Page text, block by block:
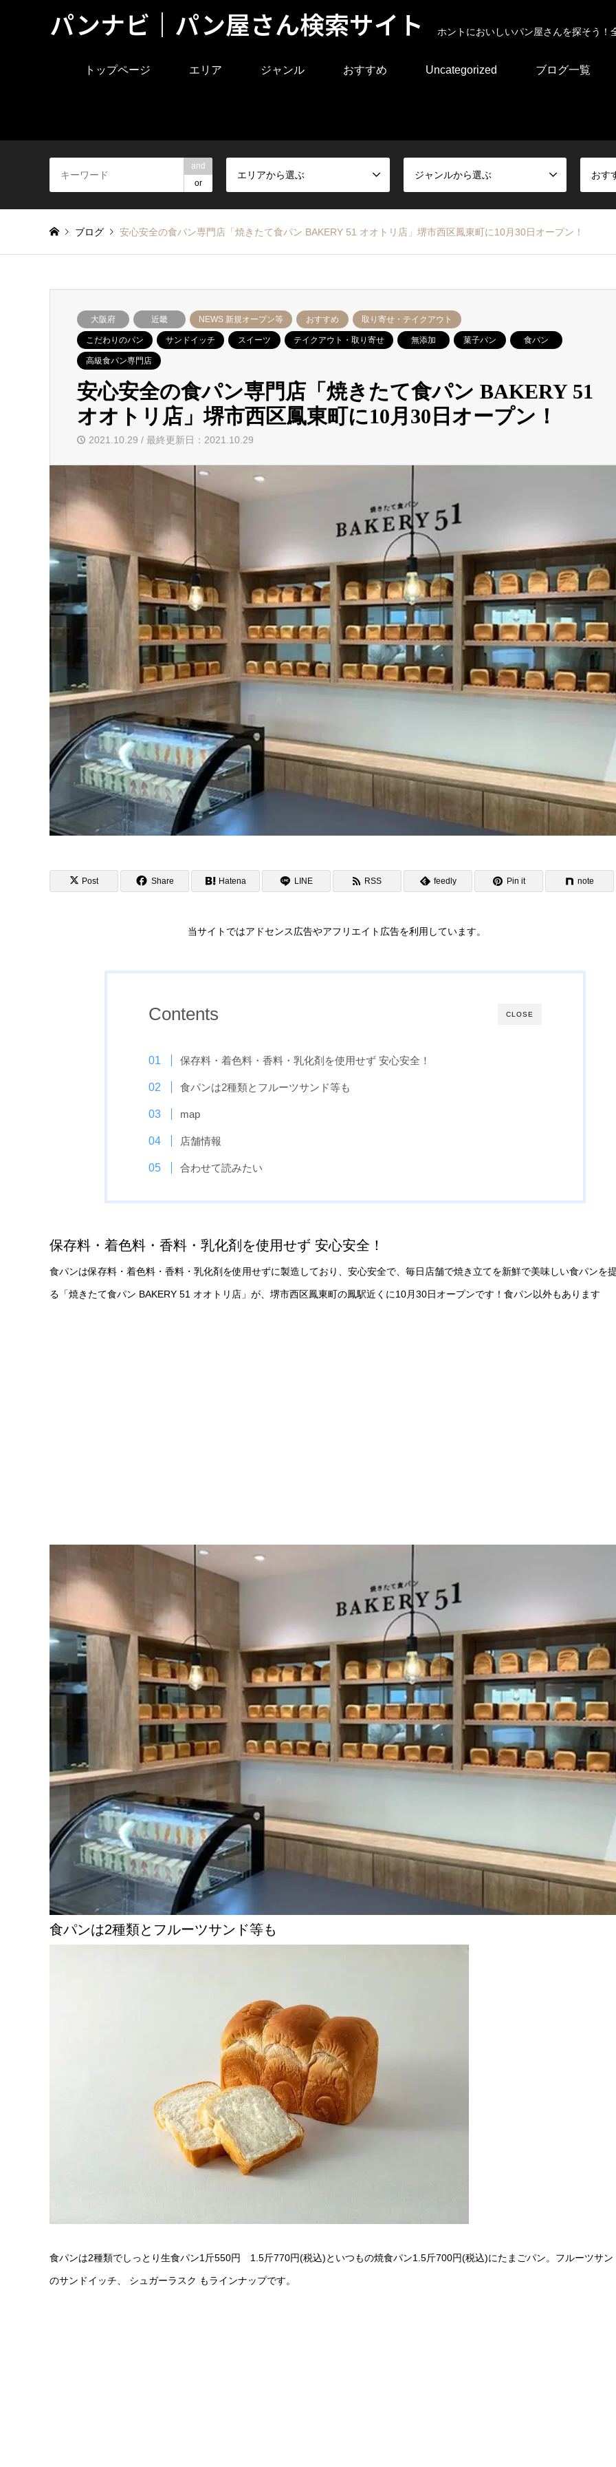
パンナビ｜パン屋さん検索サイト ホントにおいしいパン屋さんを探そう
トップページ エリア ジャンル おすすめ Uncategorized ブログ一覧
and
or
エリアから選ぶ ジャンルから選ぶ おす
ブログ 安心安全の食パン専門店「焼きたて食パン BAKERY 51 オオトリ店」堺市西区鳳東町に10月30日オープン！
大阪府 近畿 NEWS 新規オープン等 おすすめ 取り寄せ・テイクアウト
こだわりのパン サンドイッチ スイーツ テイクアウト・取り寄せ 無添加 菓子パン 食パン
高級食パン専門店
安心安全の食パン専門店「焼きたて食パン BAKERY 51
オオトリ店」堺市西区鳳東町に10月30日オープン！
2021.10.29 / 最終更新日：2021.10.29
Post Share Hatena LINE RSS feedly Pin it note
当サイトではアドセンス広告やアフリエイト広告を利用しています。
CLOSE
Contents
保存料・着色料・香料・乳化剤を使用せず 安心安全！
食パンは2種類とフルーツサンド等も
map
店舗情報
合わせて読みたい
保存料・着色料・香料・乳化剤を使用せず 安心安全！
食パンは保存料・着色料・香料・乳化剤を使用せずに製造しており、安心安全で、毎日店舗で焼き立てを新鮮で美味しい食パンを
る「焼きたて食パン BAKERY 51 オオトリ店」が、堺市西区鳳東町の鳳駅近くに10月30日オープンです！食パン以外もあります
食パンは2種類とフルーツサンド等も
食パンは2種類でしっとり生食パン1斤550円 1.5斤770円(税込)といつもの焼食パン1.5斤700円(税込)にたまごパン。フルーツサン
のサンドイッチ、 シュガーラスク もラインナップです。